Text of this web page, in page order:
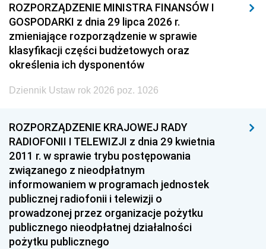
ROZPORZĄDZENIE MINISTRA FINANSÓW I
GOSPODARKI z dnia 29 lipca 2026 r.
zmieniające rozporządzenie w sprawie
klasyfikacji części budżetowych oraz
określenia ich dysponentów
Dziennik Ustaw rok 2026 poz. 1026
ROZPORZĄDZENIE KRAJOWEJ RADY
RADIOFONII I TELEWIZJI z dnia 29 kwietnia
2011 r. w sprawie trybu postępowania
związanego z nieodpłatnym
informowaniem w programach jednostek
publicznej radiofonii i telewizji o
prowadzonej przez organizacje pożytku
publicznego nieodpłatnej działalności
pożytku publicznego